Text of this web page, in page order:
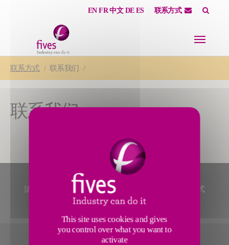
EN FR 中文 DE ES 联系方式
联系方式 联系我们
联系我们
法律声明 网站导航 图片版权 联系方式
This site uses cookies and gives
you control over what you want to
activate